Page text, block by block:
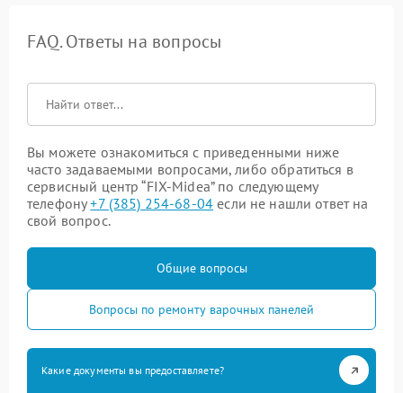
FAQ. Ответы на вопросы
Вы можете ознакомиться с приведенными ниже
часто задаваемыми вопросами, либо обратиться в
сервисный центр “FIX-Midea” по следующему
телефону+7 (385) 254-68-04 если не нашли ответ на
свой вопрос.
Общие вопросы
Вопросы по ремонту варочных панелей
Какие документы вы предоставляете?